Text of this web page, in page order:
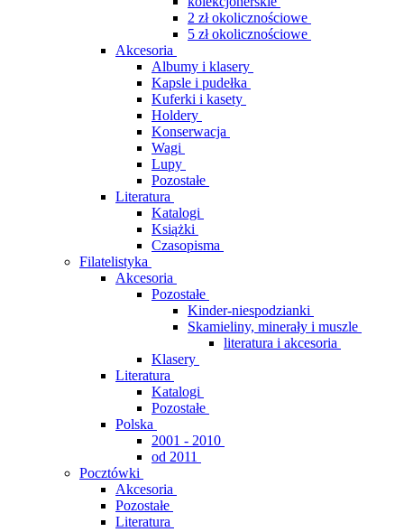
2 zł okolicznościowe
5 zł okolicznościowe
Akcesoria
Albumy i klasery
Kapsle i pudełka
Kuferki i kasety
Holdery
Konserwacja
Wagi
Lupy
Pozostałe
Literatura
Katalogi
Książki
Czasopisma
Filatelistyka
Akcesoria
Pozostałe
Kinder-niespodzianki
Skamieliny, minerały i muszle
literatura i akcesoria
Klasery
Literatura
Katalogi
Pozostałe
Polska
2001 - 2010
od 2011
Pocztówki
Akcesoria
Pozostałe
Literatura